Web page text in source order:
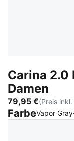
Carina 2.0
Damen
79,95 €(Preis
FarbeVapor